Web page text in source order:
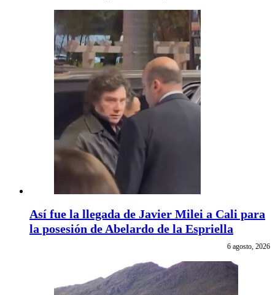
Así fue la llegada de Javier Milei a Cali para
la posesión de Abelardo de la Espriella
6 agosto, 2026